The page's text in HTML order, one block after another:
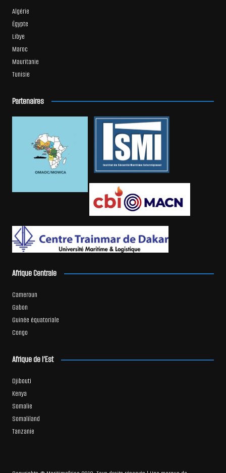
Algérie
Égypte
Libye
Maroc
Mauritanie
Tunisie
Partenaires
Afrique Centrale
Cameroun
Gabon
Guinée équatoriale
Congo
Afrique de l’Est
Djibouti
Kenya
Somalie
Somaliland
Tanzanie